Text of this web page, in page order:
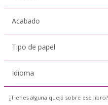
Acabado
Tipo de papel
Idioma
¿Tienes alguna queja sobre ese